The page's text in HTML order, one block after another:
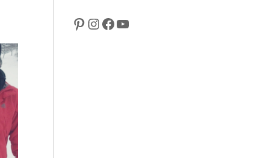
Pinterest
Instagram
Facebook
YouTube